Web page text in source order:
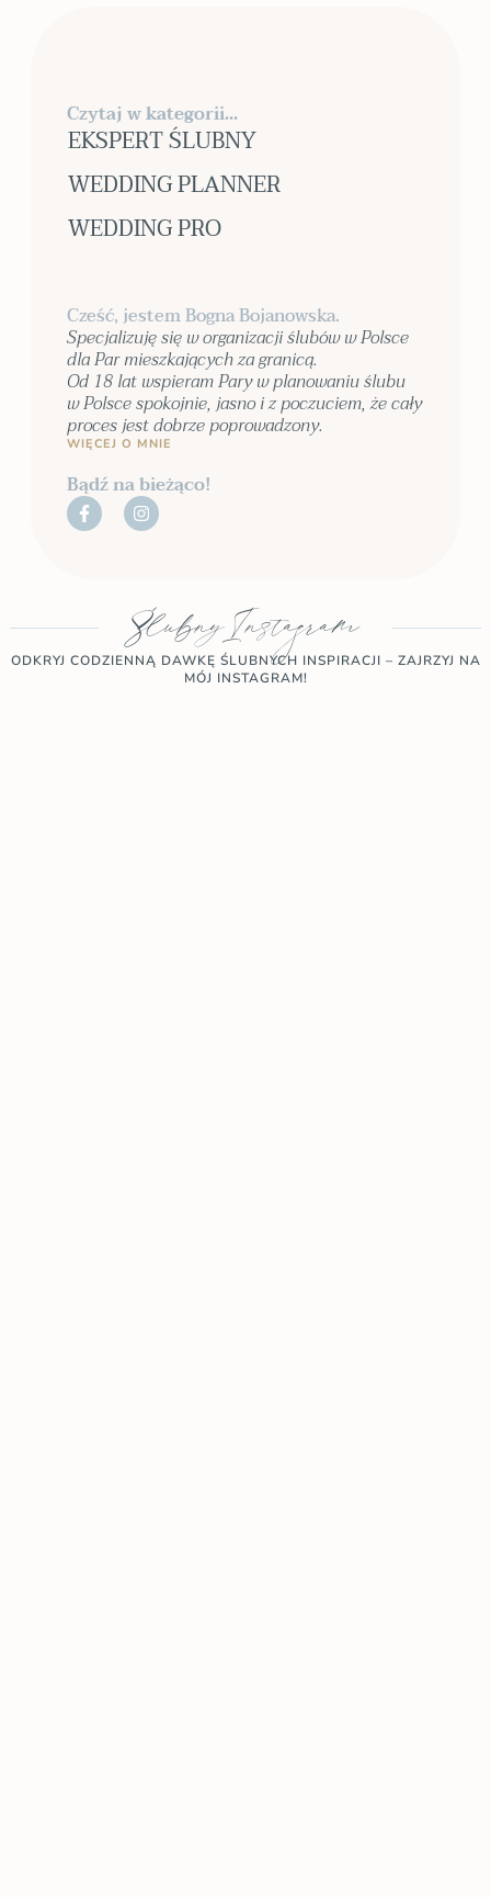
Czytaj w kategorii...
EKSPERT ŚLUBNY
WEDDING PLANNER
WEDDING PRO
Cześć, jestem Bogna Bojanowska.
Specjalizuję się w organizacji ślubów w Polsce
dla Par mieszkających za granicą.
Od 18 lat wspieram Pary w planowaniu ślubu
w Polsce spokojnie, jasno i z poczuciem, że cały
proces jest dobrze poprowadzony.
WIĘCEJ O MNIE
Bądź na bieżąco!
Ślubny Instagram
ODKRYJ CODZIENNĄ DAWKĘ ŚLUBNYCH INSPIRACJI – ZAJRZYJ NA
MÓJ INSTAGRAM!